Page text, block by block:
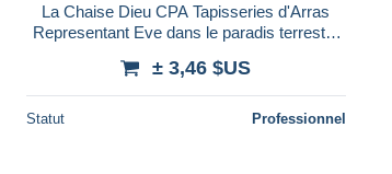
La Chaise Dieu CPA Tapisseries d'Arras
Representant Eve dans le paradis terrestre
± 3,46 $US
Statut Professionnel